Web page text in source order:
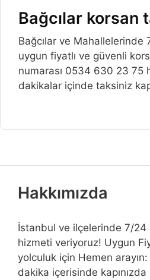
Bağcılar korsan
Bağcılar ve Mahallelerinde
uygun fiyatlı ve güvenli
numarası 0534 630 23 75
dakikalar içinde taksiniz
Hakkımızda
İstanbul ve ilçelerinde 7/24
hizmeti veriyoruz! Uygun
yolculuk için Hemen
dakika içerisinde kapınızda